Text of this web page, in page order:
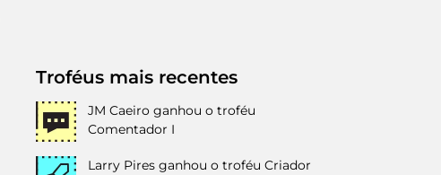
Troféus mais recentes
JM Caeiro ganhou o troféu
Comentador I
Larry Pires ganhou o troféu Criador